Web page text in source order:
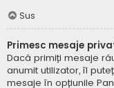
Sus
Primesc mesaje
Dacă primiți mesaje
anumit utilizator, îl
mesaje în opțiunile